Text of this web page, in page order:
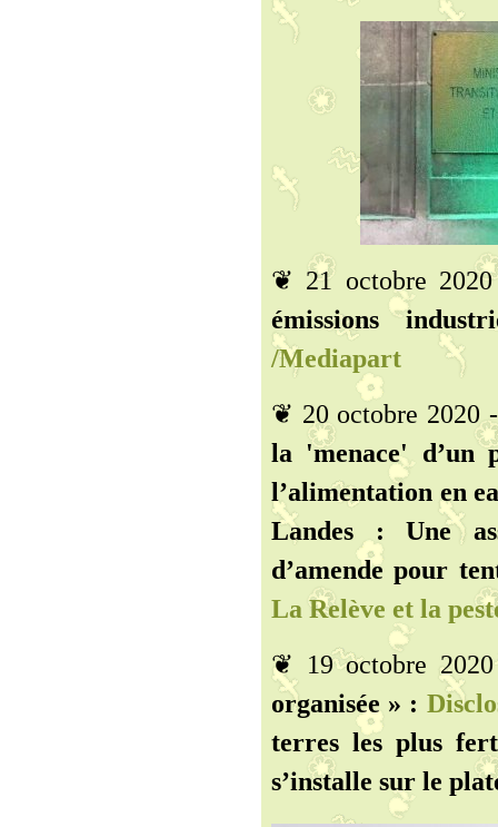
❦ 21 octobre
émissions
/Mediapart
❦ 20 octobre 2020
la 'menace' d’un
l’alimentation en
Landes : Une
d’amende pour
La Relève et la
❦ 19 octobre
organisée » :
terres les plus
s’installe sur le